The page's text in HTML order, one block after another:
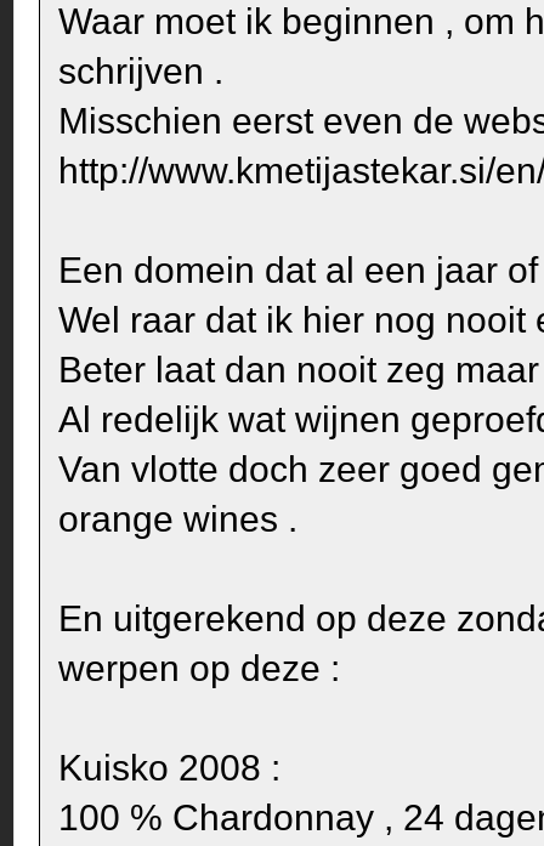
Waar moet ik beginnen , om
schrijven .
Misschien eerst even de
http://www.kmetijastekar.si/
Een domein dat al een jaar
Wel raar dat ik hier nog
Beter laat dan nooit zeg
Al redelijk wat wijnen
Van vlotte doch zeer goed
orange wines .
En uitgerekend op deze
werpen op deze :
Kuisko 2008 :
100 % Chardonnay , 24